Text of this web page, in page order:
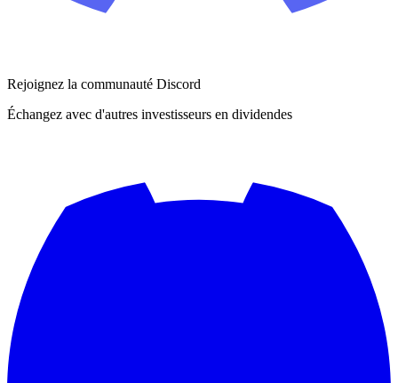
Rejoignez la communauté Discord
Échangez avec d'autres investisseurs en dividendes